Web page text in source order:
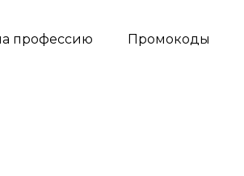
профессию Промокоды